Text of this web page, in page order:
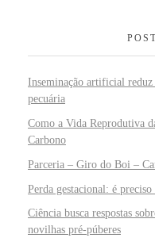
Inseminação artificial reduz
pecuária
Como a Vida Reprodutiva
Carbono
Parceria – Giro do Boi –
Perda gestacional: é
Ciência busca respostas
novilhas pré-púberes